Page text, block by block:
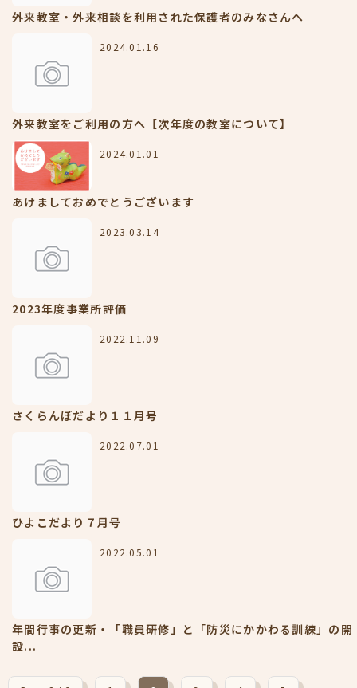
外来教室・外来相談を利用された保護者のみなさんへ
2024.01.16
外来教室をご利用の方へ【次年度の教室について】
2024.01.01
あけましておめでとうございます
2023.03.14
2023年度事業所評価
2022.11.09
さくらんぼだより１１月号
2022.07.01
ひよこだより７月号
2022.05.01
年間行事の更新・「職員研修」と「防災にかかわる訓練」の開
設...